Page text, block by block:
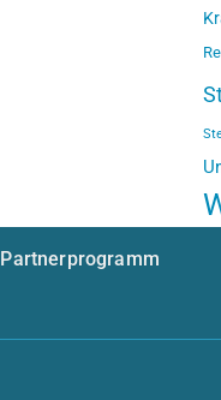
Partnerprogramm